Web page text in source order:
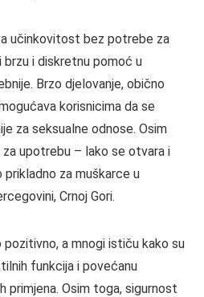
učinkovitost bez potrebe za
i diskretnu pomoć u
Brzo djelovanje, obično
korisnicima da se
za seksualne odnose. Osim
upotrebu – lako se otvara i
za muškarce u
Crnoj Gori.
a mnogi ističu kako su
funkcija i povećanu
primjena. Osim toga, sigurnost